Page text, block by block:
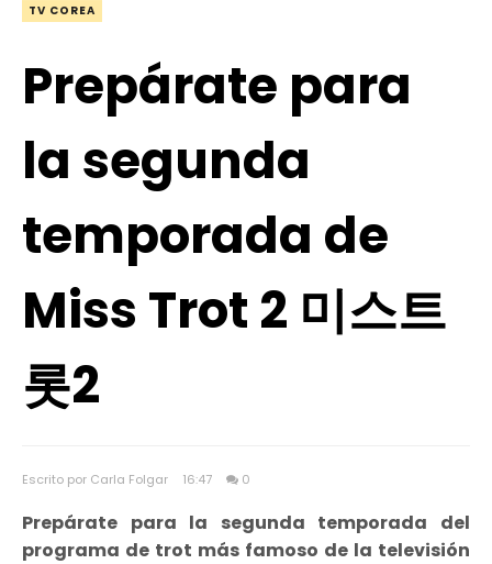
TV COREA
Prepárate para
la segunda
temporada de
Miss Trot 2 미스트
롯2
Escrito por Carla Folgar 16:47 0
Prepárate para la segunda temporada del
programa de trot más famoso de la televisión